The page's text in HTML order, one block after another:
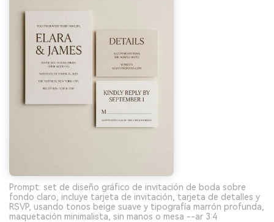
Prompt: set de diseño gráfico de invitación de boda sobre
fondo claro, incluye tarjeta de invitación, tarjeta de detalles y
RSVP, usando tonos beige suave y tipografía marrón profunda,
maquetación minimalista, sin manos o mesa --ar 3:4